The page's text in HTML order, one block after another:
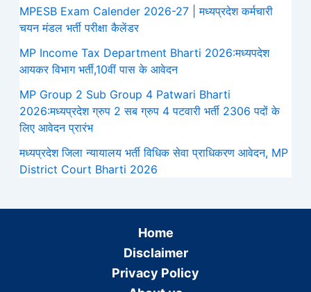
MPESB Exam Calender 2026-27 | मध्यप्रदेश कर्मचारी
चयन मंडल भर्ती परीक्षा कैलेंडर
MP Income Tax Department Bharti 2026:मध्‍यपदेश
आयकर विभाग भर्ती,10वीं पास के आवेदन
MP Group 2 Sub Group 4 Patwari Bharti
2026:मध्यप्रदेश ग्रुप 2 सब ग्रुप 4 पटवारी भर्ती 2306 पदों के
लिए आवेदन प्रारंभ
मध्‍यप्रदेश जिला न्यायालय भर्ती विधिक सेवा प्राधिकरण आवेदन, MP
District Court Bharti 2026
Home
Disclaimer
Privacy Policy